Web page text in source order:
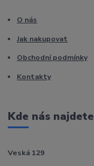
O nás
Jak nakupovat
Obchodní podmínky
Kontakty
Kde nás najdete
Veská 129